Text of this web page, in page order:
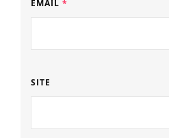
EMAIL *
SITE